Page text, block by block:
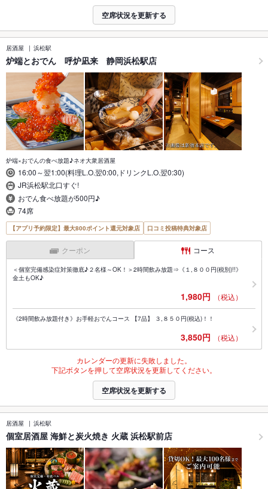
空席状況を更新する
居酒屋 浜松駅
炉端とおでん 呼炉凪来 静岡浜松駅店
炉端×おでんの食べ放題♪ネオ大衆居酒屋
16:00～翌1:00(料理L.O.翌0:00,ドリンクL.O.翌0:30)
JR浜松駅北口すぐ!
おでん食べ放題が500円♪
74席
【アプリ予約限定】最大800ポイント還元対象店 口コミ投稿特典対象店
クーポン コース
＜個室完備感染症対策徹底♪２名様～OK！＞2時間飲み放題⇒《１,８００円(税別)!!》
金土もOK♪
1,980円 （税込）
《2時間飲み放題付き》お手軽おでんコース 【7品】 ３,８５０円(税込)！！
3,850円 （税込）
カレンダーの更新に失敗しました。
下記ボタンを押して空席状況を更新してください。
空席状況を更新する
居酒屋 浜松駅
個室居酒屋 海鮮と炭火焼き 火蔵 浜松駅前店